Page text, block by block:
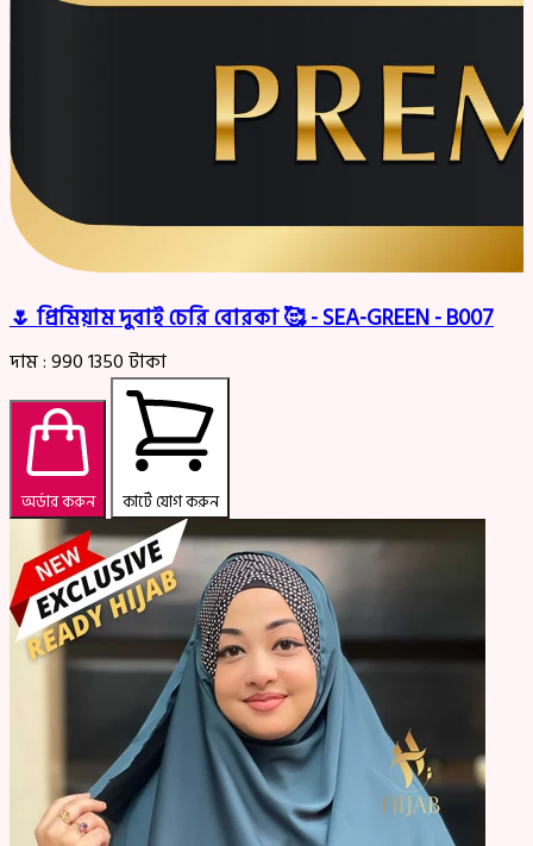
🌷 প্রিমিয়াম দুবাই চেরি বোরকা 🥰 - SEA-GREEN - B007
দাম :9901350টাকা
অর্ডার করুন কার্টে যোগ করুন